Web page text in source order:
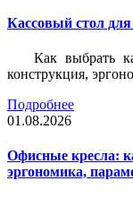
Кассовый стол
Как выбрать
конструкция,
Подробнее
01.08.2026
Офисные кресла:
эргономика,